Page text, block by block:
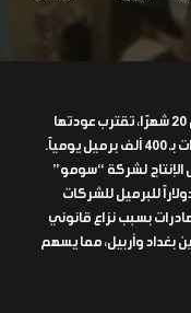
بعد توقف صادرات نفط كردستان العراق لأكثر من 20 شهرًا، تقترب عودتها
للأسواق ضمن خطة حكومية تضمن زيادة الإمدادات بـ 400 ألف برميل يومياً.
الإنتاج لشركة “سومو”
مع تعويضات مالية وإقرار تسعير 16 دولاراً للبرميل للشركات
بسبب نزاع قانوني
بغداد وأربيل، مما يسهم